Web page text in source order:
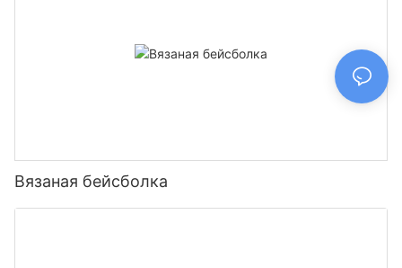
Вязаная бейсболка